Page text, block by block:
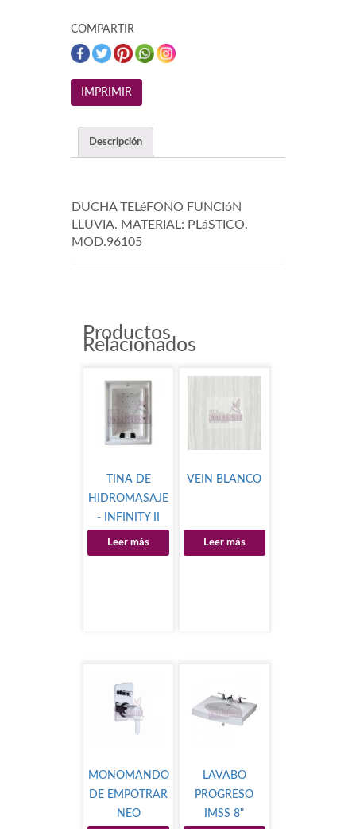
COMPARTIR
Descripción
DUCHA TELéFONO FUNCIóN
LLUVIA. MATERIAL: PLáSTICO.
MOD.96105
Productos
Relacionados
TINA DE
HIDROMASAJE
- INFINITY II
Leer más
VEIN BLANCO
Leer más
MONOMANDO
DE EMPOTRAR
NEO
LAVABO
PROGRESO
IMSS 8"